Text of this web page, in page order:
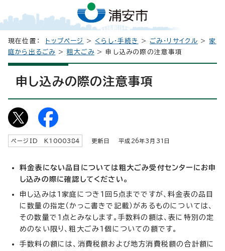
現在位置： トップページ > くらし・手続き > ごみ・リサイクル > 家
庭から出るごみ >粗大ごみ> 申し込みの際の注意事項
申し込みの際の注意事項
ページID K 1000384 更新日 平成 26年3月 31 日
料金表にない品目については粗大ごみ受付センターにお申
し込みの際に確認してください。
申し込みは1家庭につき1回5点までですが、料金表の品目
に数量の指定（かっこ書きで記載）があるものについては、
その数量で1点とみなします。手数料の額は、表に特別の定
めのない限り、粗大ごみ1個についての額です。
手数料の額には、消費税額および地方消費税額の合計額に